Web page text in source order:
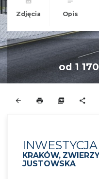
Zdjęcia Opis
od 1
INWESTYCJA
KRAKÓW,
JUSTOWSKA